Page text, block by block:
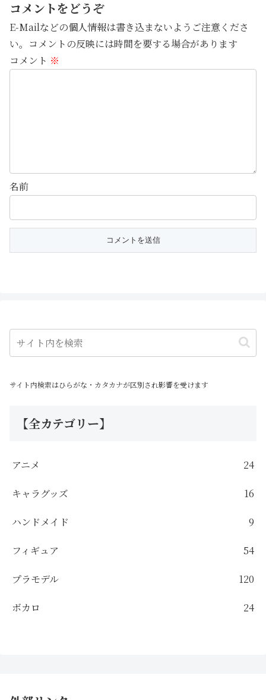
コメントをどうぞ
E-Mailなどの個人情報は書き込まないようご注意くださ
い。コメントの反映には時間を要する場合があります
コメント ※
名前
サイト内検索はひらがな・カタカナが区別され影響を受けます
【全カテゴリー】
アニメ 24
キャラグッズ 16
ハンドメイド 9
フィギュア 54
プラモデル 120
ボカロ 24